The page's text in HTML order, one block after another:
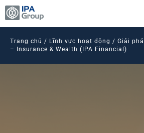
Trang chủ / Lĩnh vực hoạt động / Giải
– Insurance & Wealth (IPA Financial)